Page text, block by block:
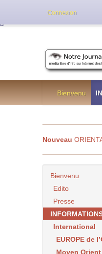
Bienvenu
Nouveau
Bienvenu
Edito
Presse
International
EUROPE de
Moyen Orient
Connexion
Cette